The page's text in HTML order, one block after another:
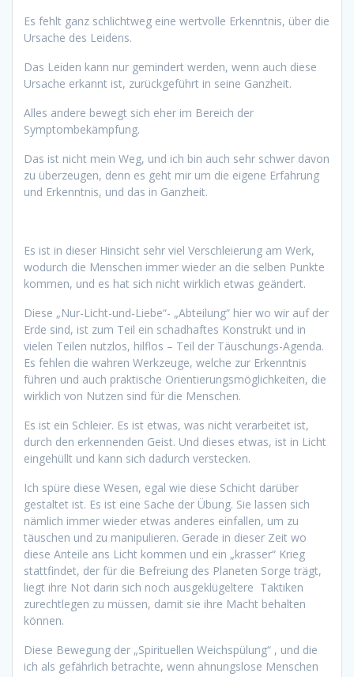
Es fehlt ganz schlichtweg eine wertvolle Erkenntnis, über die
Ursache des Leidens.
Das Leiden kann nur gemindert werden, wenn auch diese
Ursache erkannt ist, zurückgeführt in seine Ganzheit.
Alles andere bewegt sich eher im Bereich der
Symptombekämpfung.
Das ist nicht mein Weg, und ich bin auch sehr schwer davon
zu überzeugen, denn es geht mir um die eigene Erfahrung
und Erkenntnis, und das in Ganzheit.
Es ist in dieser Hinsicht sehr viel Verschleierung am Werk,
wodurch die Menschen immer wieder an die selben Punkte
kommen, und es hat sich nicht wirklich etwas geändert.
Diese „Nur-Licht-und-Liebe“- „Abteilung“ hier wo wir auf der
Erde sind, ist zum Teil ein schadhaftes Konstrukt und in
vielen Teilen nutzlos, hilflos – Teil der Täuschungs-Agenda.
Es fehlen die wahren Werkzeuge, welche zur Erkenntnis
führen und auch praktische Orientierungsmöglichkeiten, die
wirklich von Nutzen sind für die Menschen.
Es ist ein Schleier. Es ist etwas, was nicht verarbeitet ist,
durch den erkennenden Geist. Und dieses etwas, ist in Licht
eingehüllt und kann sich dadurch verstecken.
Ich spüre diese Wesen, egal wie diese Schicht darüber
gestaltet ist. Es ist eine Sache der Übung. Sie lassen sich
nämlich immer wieder etwas anderes einfallen, um zu
täuschen und zu manipulieren. Gerade in dieser Zeit wo
diese Anteile ans Licht kommen und ein „krasser“ Krieg
stattfindet, der für die Befreiung des Planeten Sorge trägt,
liegt ihre Not darin sich noch ausgeklügeltere Taktiken
zurechtlegen zu müssen, damit sie ihre Macht behalten
können.
Diese Bewegung der „Spirituellen Weichspülung“ , und die
ich als gefährlich betrachte, wenn ahnungslose Menschen